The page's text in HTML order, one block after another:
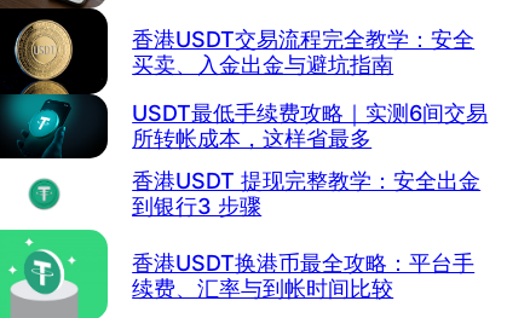
香港USDT交易流程完全教学：安全
买卖、入金出金与避坑指南
USDT最低手续费攻略｜实测6间交易
所转帐成本，这样省最多
香港USDT 提现完整教学：安全出金
到银行3 步骤
香港USDT换港币最全攻略：平台手
续费、汇率与到帐时间比较